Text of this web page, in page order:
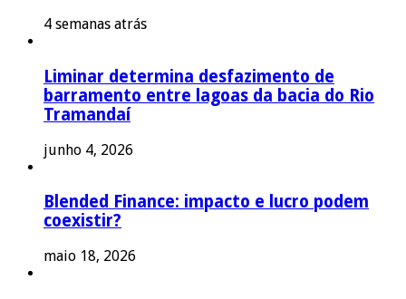
4 semanas atrás
Liminar determina desfazimento de
barramento entre lagoas da bacia do Rio
Tramandaí
junho 4, 2026
Blended Finance: impacto e lucro podem
coexistir?
maio 18, 2026